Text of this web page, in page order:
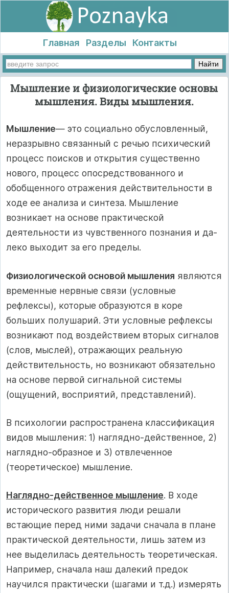
Главная Разделы Контакты
Мышление и физиологические основы
мышления. Виды мышления.
Мышление— это социально обусловленный,
неразрывно связанный с речью психический
процесс поисков и открытия существенно
нового, процесс опосредствованного и
обобщенного отражения дей­ствительности в
ходе ее анализа и синтеза. Мышление
возникает на основе практической
деятельности из чувственного познания и да­
леко выходит за его пределы.
Физиологической основой мышления являются
временные нервные связи (условные
рефлексы), которые образуются в коре
больших полушарий. Эти условные рефлексы
возникают под воздействием вторых сигналов
(слов, мыслей), отражающих реальную
действительность, но возникают обязательно
на основе первой сигнальной системы
(ощущений, восприятий, представлений).
В психологии распространена классификация
видов мышле­ния: 1) наглядно-действенное, 2)
наглядно-образное и 3) отвлеченное
(теоретическое) мышление.
Наглядно-действенное мышление. В ходе
исторического разви­тия люди решали
встающие перед ними задачи сначала в плане
практической деятельности, лишь затем из
нее выделилась деятельность теоретическая.
Например, сначала наш далекий предок
научился практически (шагами и т.д.) измерять